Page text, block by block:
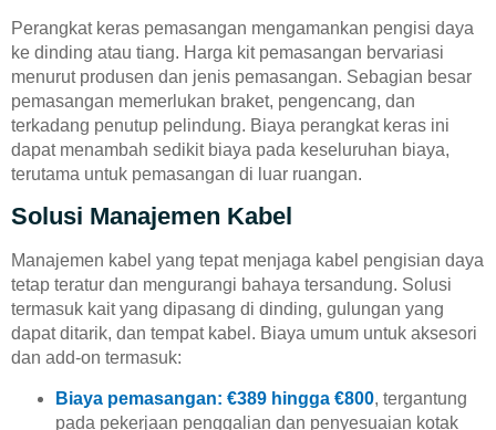
Perangkat keras pemasangan mengamankan pengisi daya
ke dinding atau tiang. Harga kit pemasangan bervariasi
menurut produsen dan jenis pemasangan. Sebagian besar
pemasangan memerlukan braket, pengencang, dan
terkadang penutup pelindung. Biaya perangkat keras ini
dapat menambah sedikit biaya pada keseluruhan biaya,
terutama untuk pemasangan di luar ruangan.
Solusi Manajemen Kabel
Manajemen kabel yang tepat menjaga kabel pengisian daya
tetap teratur dan mengurangi bahaya tersandung. Solusi
termasuk kait yang dipasang di dinding, gulungan yang
dapat ditarik, dan tempat kabel. Biaya umum untuk aksesori
dan add-on termasuk:
Biaya pemasangan: €389 hingga €800, tergantung
pada pekerjaan penggalian dan penyesuaian kotak